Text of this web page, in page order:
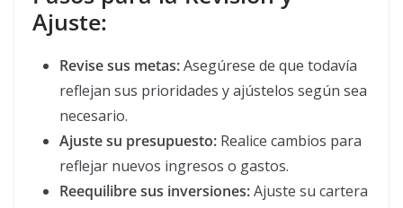
Ajuste:
Revise sus metas:Asegúrese de que todavía
reflejan sus prioridades y ajústelos según sea
necesario.
Ajuste su presupuesto: Realice cambios para
reflejar nuevos ingresos o gastos.
Reequilibre sus inversiones:Ajuste su cartera